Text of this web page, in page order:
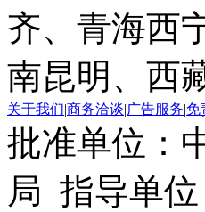
齐、青海西
南昆明、西
关于我们|商务洽谈|广告服务|免
批准单位：
局 指导单